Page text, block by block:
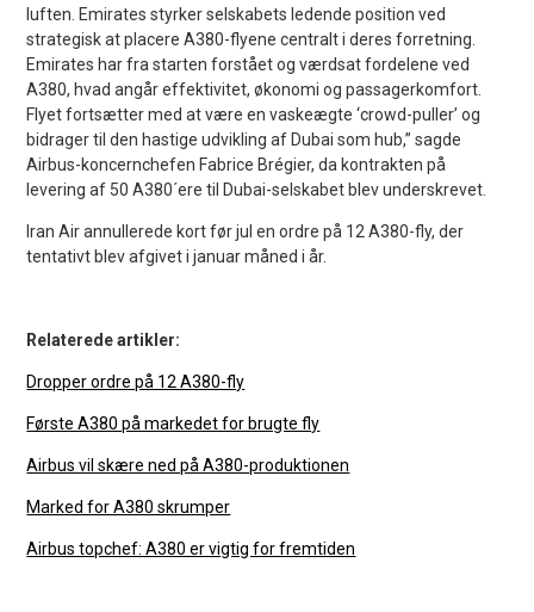
luften. Emirates styrker selskabets ledende position ved
strategisk at placere A380-flyene centralt i deres forretning.
Emirates har fra starten forstået og værdsat fordelene ved
A380, hvad angår effektivitet, økonomi og passagerkomfort.
Flyet fortsætter med at være en vaskeægte ‘crowd-puller’ og
bidrager til den hastige udvikling af Dubai som hub,” sagde
Airbus-koncernchefen Fabrice Brégier, da kontrakten på
levering af 50 A380´ere til Dubai-selskabet blev underskrevet.
Iran Air annullerede kort før jul en ordre på 12 A380-fly, der
tentativt blev afgivet i januar måned i år.
Relaterede artikler:
Dropper ordre på 12 A380-fly
Første A380 på markedet for brugte fly
Airbus vil skære ned på A380-produktionen
Marked for A380 skrumper
Airbus topchef: A380 er vigtig for fremtiden